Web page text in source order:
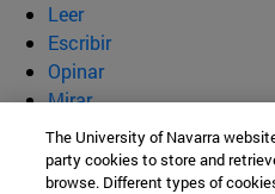
Leer
Escribir
Opinar
Mirar
Quiénes somos
BeBrave
The University of Navarra
party cookies to store and
browse. Different types of